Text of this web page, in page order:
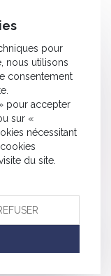
malgré
au propriétaire
- Toute
dans 11 tribunaux
| Dossier Familial
pour
nous utilisons
consentement
pour accepter
sur «
nécessitant
du site.